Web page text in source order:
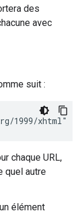
des
avec
suit :
1999/xhtml"
chaque URL,
quel autre
élément